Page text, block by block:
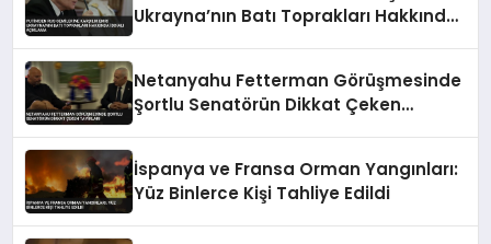
Ukrayna’nın Batı Toprakları Hakkında
Netanyahu Fetterman Görüşmesinde
Şortlu Senatörün Dikkat Çeken
İspanya ve Fransa Orman Yangınları:
Yüz Binlerce Kişi Tahliye Edildi